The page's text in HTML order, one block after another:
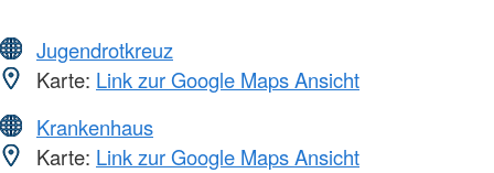
Jugendrotkreuz
Karte: Link zur Google Maps Ansicht
Krankenhaus
Karte: Link zur Google Maps Ansicht